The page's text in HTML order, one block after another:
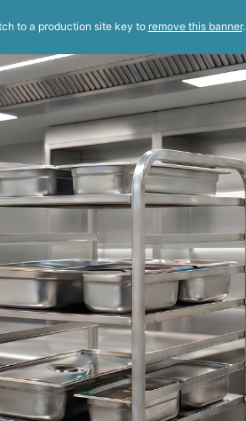
to a production site key to remove this banner.